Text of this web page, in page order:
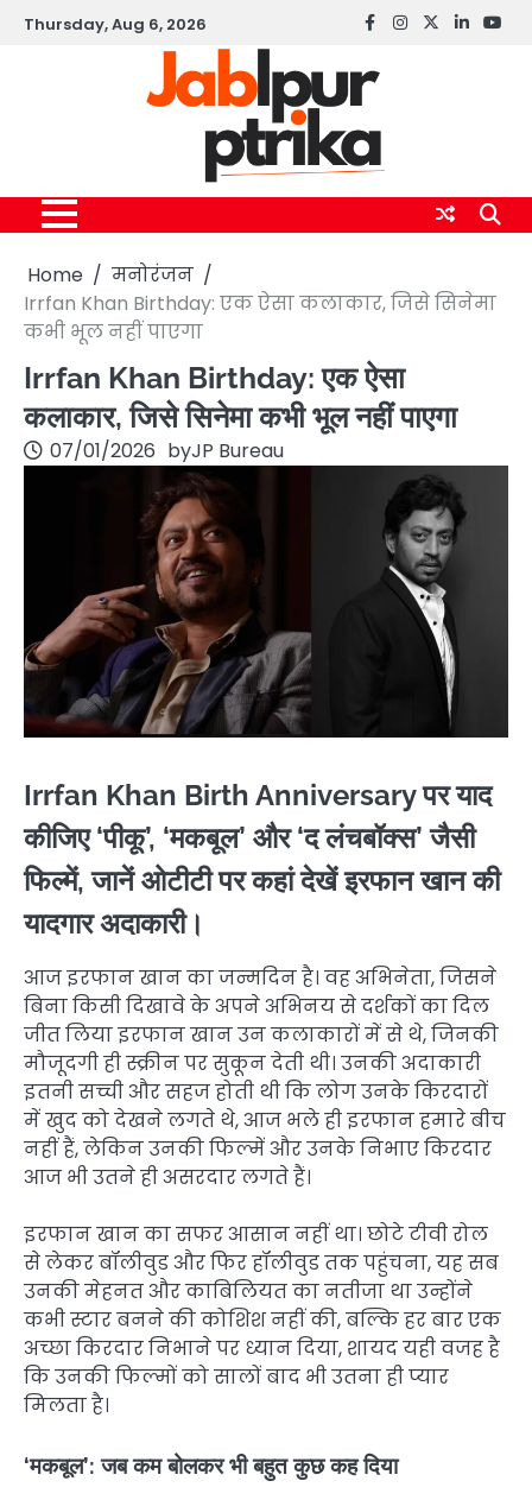
SkipThursday, Aug 6, 2026 Facebook
instagram
twitterlinkedin
Home
मनोरंजन
Irrfan Khan Birthday: एक ऐसा कलाकार, जिसे सिनेमा
कभी भूल नहीं पाएगा
Irrfan Khan Birthday: एक ऐसा
कलाकार, जिसे सिनेमा कभी भूल नहीं पाएगा
07/01/2026 byJP Bureau
Irrfan Khan Birth Anniversary पर याद
कीजिए ‘पीकू’, ‘मकबूल’ और ‘द लंचबॉक्स’ जैसी
फिल्में, जानें ओटीटी पर कहां देखें इरफान खान की
यादगार अदाकारी।
आज इरफान खान का जन्मदिन है। वह अभिनेता, जिसने
बिना किसी दिखावे के अपने अभिनय से दर्शकों का दिल
जीत लिया इरफान खान उन कलाकारों में से थे, जिनकी
मौजूदगी ही स्क्रीन पर सुकून देती थी। उनकी अदाकारी
इतनी सच्ची और सहज होती थी कि लोग उनके किरदारों
में खुद को देखने लगते थे, आज भले ही इरफान हमारे बीच
नहीं हैं, लेकिन उनकी फिल्में और उनके निभाए किरदार
आज भी उतने ही असरदार लगते हैं।
इरफान खान का सफर आसान नहीं था। छोटे टीवी रोल
से लेकर बॉलीवुड और फिर हॉलीवुड तक पहुंचना, यह सब
उनकी मेहनत और काबिलियत का नतीजा था उन्होंने
कभी स्टार बनने की कोशिश नहीं की, बल्कि हर बार एक
अच्छा किरदार निभाने पर ध्यान दिया, शायद यही वजह है
कि उनकी फिल्मों को सालों बाद भी उतना ही प्यार
मिलता है।
‘मकबूल’: जब कम बोलकर भी बहुत कुछ कह दिया